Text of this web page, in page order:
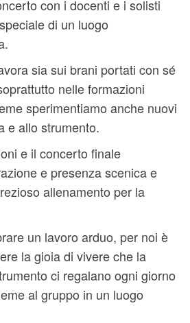
con i docenti e i solisti
di un luogo
sia sui brani portati con sé
nelle formazioni
sperimentiamo anche nuovi
e allo strumento.
e il concerto finale
e presenza scenica e
allenamento per la
un lavoro arduo, per noi è
la gioia di vivere che la
ci regalano ogni giorno
al gruppo in un luogo